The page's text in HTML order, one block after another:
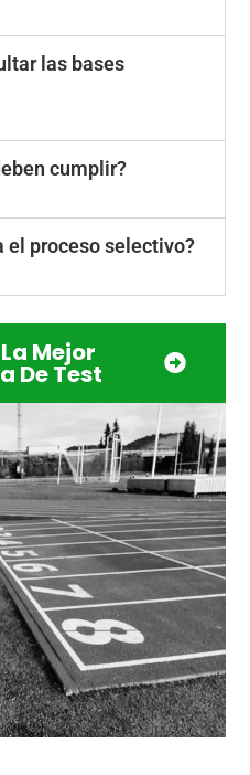
las bases
cumplir?
el proceso selectivo?
Mejor
De Test